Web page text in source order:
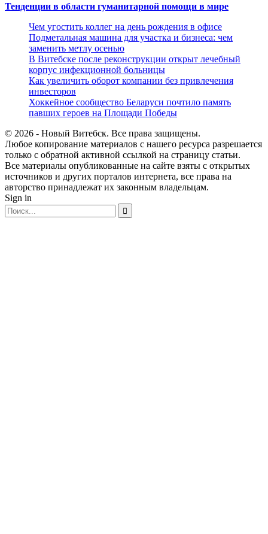
Тенденции в области гуманитарной помощи в мире
Чем угостить коллег на день рождения в офисе
Подметальная машина для участка и бизнеса: чем
заменить метлу осенью
В Витебске после реконструкции открыт лечебный
корпус инфекционной больницы
Как увеличить оборот компании без привлечения
инвесторов
Хоккейное сообщество Беларуси почтило память
павших героев на Площади Победы
© 2026 - Новый Витебск. Все права защищены.
Любое копирование материалов с нашего ресурса разрешается
только с обратной активной ссылкой на страницу статьи.
Все материалы опубликованные на сайте взяты с открытых
источников и других порталов интернета, все права на
авторство принадлежат их законным владельцам.
Sign in